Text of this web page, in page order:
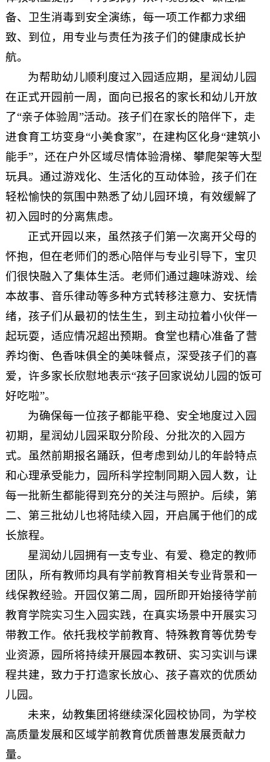
备、卫生消毒到安全演练，每一项工作都力求细
致、到位，用专业与责任为孩子们的健康成长护
航。
为帮助幼儿顺利度过入园适应期，星润幼儿园
在正式开园前一周，面向已报名的家长和幼儿开放
了“亲子体验周”活动。孩子们在家长的陪伴下，走
进食育工坊变身“小美食家”，在建构区化身“建筑小
能手”，还在户外区域尽情体验滑梯、攀爬架等大型
玩具。通过游戏化、生活化的互动体验，孩子们在
轻松愉快的氛围中熟悉了幼儿园环境，有效缓解了
初入园时的分离焦虑。
正式开园以来，虽然孩子们第一次离开父母的
怀抱，但在老师们的悉心陪伴与专业引导下，宝贝
们很快融入了集体生活。老师们通过趣味游戏、绘
本故事、音乐律动等多种方式转移注意力、安抚情
绪，孩子们从最初的怯生生，到主动拉着小伙伴一
起玩耍，适应情况超出预期。食堂也精心准备了营
养均衡、色香味俱全的美味餐点，深受孩子们的喜
爱，许多家长欣慰地表示“孩子回家说幼儿园的饭可
好吃啦”。
为确保每一位孩子都能平稳、安全地度过入园
初期，星润幼儿园采取分阶段、分批次的入园方
式。虽然前期报名踊跃，但考虑到幼儿的年龄特点
和心理承受能力，园所科学控制同期入园人数，让
每一批新生都能得到充分的关注与照护。后续，第
二、第三批幼儿也将陆续入园，开启属于他们的成
长旅程。
星润幼儿园拥有一支专业、有爱、稳定的教师
团队，所有教师均具有学前教育相关专业背景和一
线保教经验。开园仅第二周，园所即开始接待学前
教育学院实习生入园实践，在真实场景中开展实习
带教工作。依托我校学前教育、特殊教育等优势专
业资源，园所将持续开展园本教研、实习实训与课
程共建，致力于打造家长放心、孩子喜欢的优质幼
儿园。
未来，幼教集团将继续深化园校协同，为学校
高质量发展和区域学前教育优质普惠发展贡献力
量。